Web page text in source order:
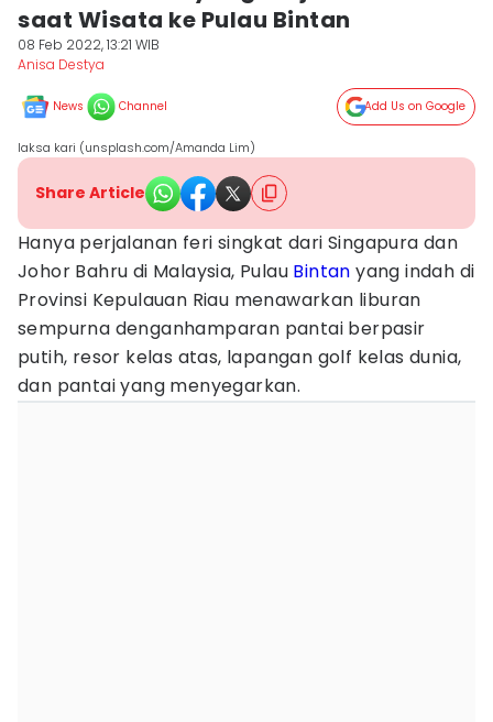
saat Wisata ke Pulau Bintan
08 Feb 2022, 13:21 WIB
Anisa Destya
News Channel Add Us on Google
laksa kari (unsplash.com/Amanda Lim)
Share Article
Hanya perjalanan feri singkat dari Singapura dan
Johor Bahru di Malaysia, Pulau Bintan yang indah di
Provinsi Kepulauan Riau menawarkan liburan
sempurna denganhamparan pantai berpasir
putih, resor kelas atas, lapangan golf kelas dunia,
dan pantai yang menyegarkan.